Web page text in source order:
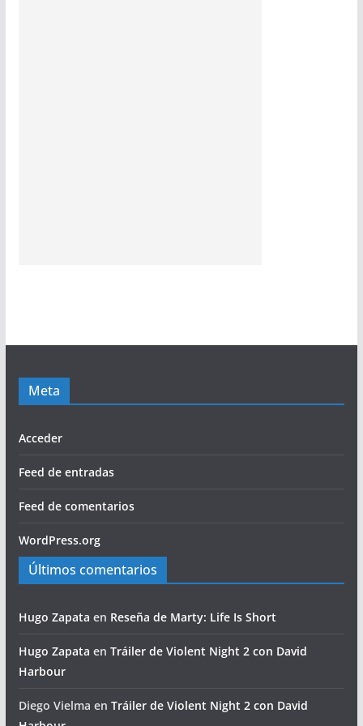
Meta
Acceder
Feed de entradas
Feed de comentarios
WordPress.org
Últimos comentarios
Hugo Zapata en Reseña de Marty: Life Is Short
Hugo Zapata en Tráiler de Violent Night 2 con David
Harbour
Diego Vielma en Tráiler de Violent Night 2 con David